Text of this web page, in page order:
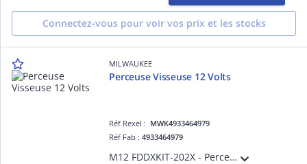
Connectez-vous pour voir vos prix et les stocks
MILWAUKEE
Perceuse Visseuse 12 Volts
Réf Rexel : MWK4933464979
Réf Fab :4933464979
M12 FDDXKIT-202X - Perceuse-Visseuse FUEL à mandrin amovible - HD Box 2 batteries 12V 2Ah Red Li-Ion, 1 mandrin 13mm, 1 renvoi d'angle, 1 déporté, 1 mandrin Hex 1/4